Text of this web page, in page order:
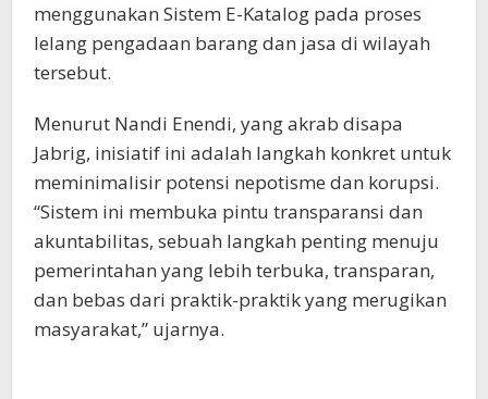
menggunakan Sistem E-Katalog pada proses
lelang pengadaan barang dan jasa di wilayah
tersebut.
Menurut Nandi Enendi, yang akrab disapa
Jabrig, inisiatif ini adalah langkah konkret untuk
meminimalisir potensi nepotisme dan korupsi.
“Sistem ini membuka pintu transparansi dan
akuntabilitas, sebuah langkah penting menuju
pemerintahan yang lebih terbuka, transparan,
dan bebas dari praktik-praktik yang merugikan
masyarakat,” ujarnya.